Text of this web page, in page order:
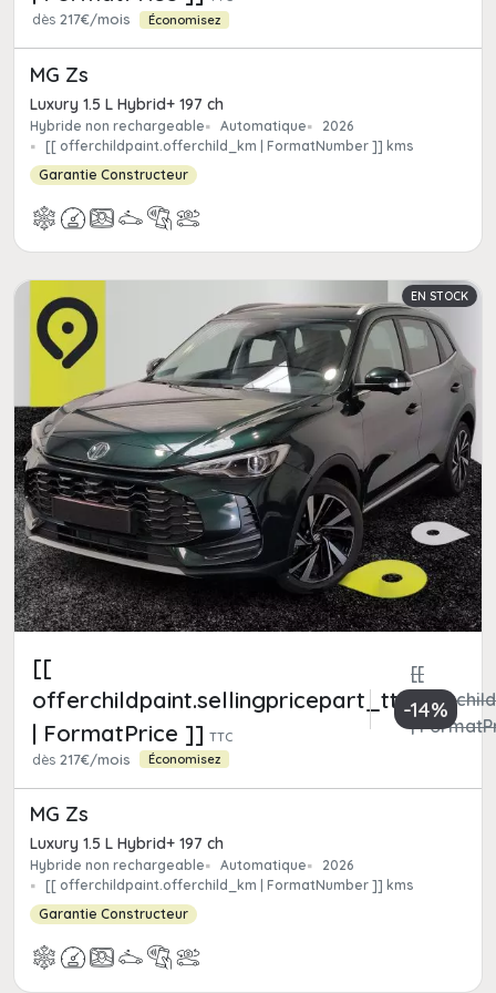
dès 217€/mois Économisez
MG Zs
Luxury 1.5 L Hybrid+ 197 ch
Hybride non rechargeable Automatique
2026
[[ offerchildpaint.offerchild_km | FormatNumber ]] kms
Garantie Constructeur
EN STOCK
[[
offerchildpaint.sellingpricepart_ttc
| FormatPrice ]] TTC
[[
|
dès 217€/mois Économisez
-14%
MG Zs
Luxury 1.5 L Hybrid+ 197 ch
Hybride non rechargeable Automatique
2026
[[ offerchildpaint.offerchild_km | FormatNumber ]] kms
Garantie Constructeur